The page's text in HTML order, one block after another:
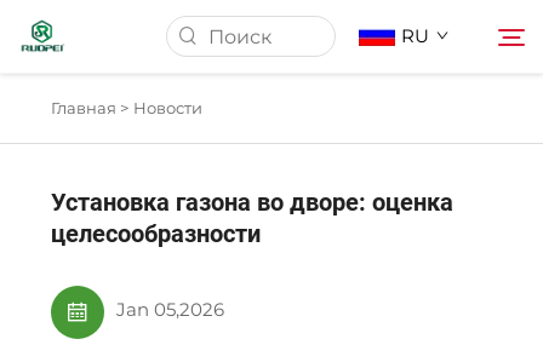
RU
Продукция
О нас
Главная > Новости
Установка газона во дворе: оценка
целесообразности
Jan 05,2026